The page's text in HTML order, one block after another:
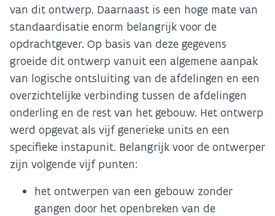
van dit ontwerp. Daarnaast is een hoge mate van
standaardisatie enorm belangrijk voor de
opdrachtgever. Op basis van deze gegevens
groeide dit ontwerp vanuit een algemene aanpak
van logische ontsluiting van de afdelingen en een
overzichtelijke verbinding tussen de afdelingen
onderling en de rest van het gebouw. Het ontwerp
werd opgevat als vijf generieke units en een
specifieke instapunit. Belangrijk voor de ontwerper
zijn volgende vijf punten:
het ontwerpen van een gebouw zonder
gangen door het openbreken van de